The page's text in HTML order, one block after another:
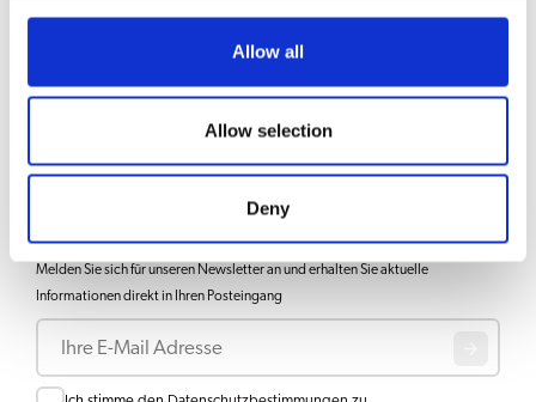
Allow all
Allow selection
Deny
Bleiben Sie informiert
Melden Sie sich für unseren Newsletter an und erhalten Sie aktuelle
Informationen direkt in Ihren Posteingang
E-Mail